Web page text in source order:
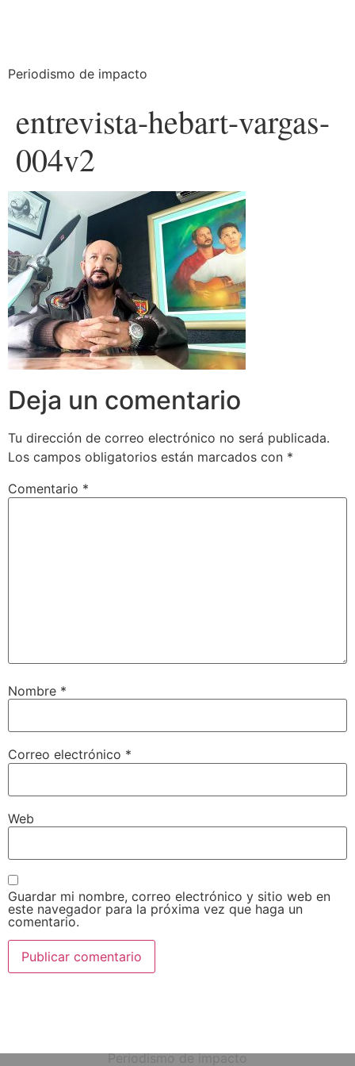
Periodismo de impacto
entrevista-hebart-vargas-
004v2
Deja un comentario
Tu dirección de correo electrónico no será publicada.
Los campos obligatorios están marcados con *
Comentario *
Nombre *
Correo electrónico *
Web
Guardar mi nombre, correo electrónico y sitio web en
este navegador para la próxima vez que haga un
comentario.
Periodismo de impacto